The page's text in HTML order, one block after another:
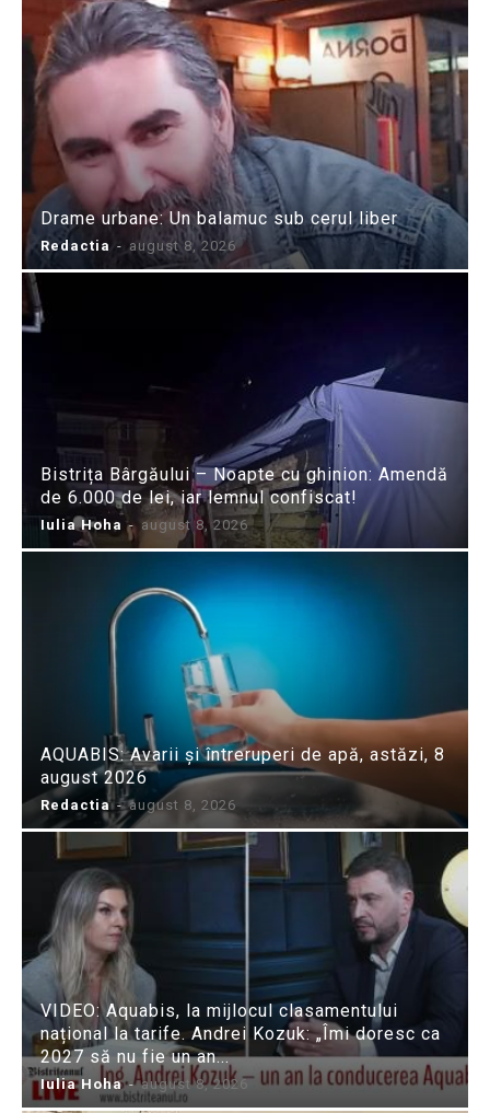
Drame urbane: Un balamuc sub cerul liber
Redactia - august 8, 2026
Bistrița Bârgăului – Noapte cu ghinion: Amendă
de 6.000 de lei, iar lemnul confiscat!
Iulia Hoha - august 8, 2026
AQUABIS: Avarii și întreruperi de apă, astăzi, 8
august 2026
Redactia - august 8, 2026
VIDEO: Aquabis, la mijlocul clasamentului
național la tarife. Andrei Kozuk: „Îmi doresc ca
2027 să nu fie un an...
Iulia Hoha - august 8, 2026